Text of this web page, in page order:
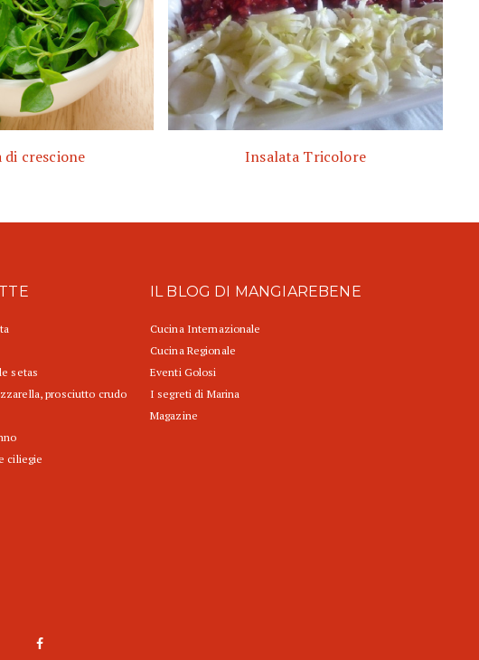
di crescione Insalata Tricolore
setas
prosciutto crudo
ciliegie
IL BLOG DI MANGIAREBENE
Cucina Internazionale
Cucina Regionale
Eventi Golosi
I segreti di Marina
Magazine